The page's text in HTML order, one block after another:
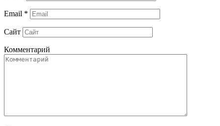
Email *
Сайт
Комментарий